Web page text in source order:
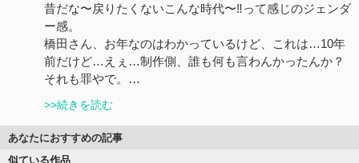
昔だな〜戻りたくないこんな時代〜‼️って感じのジェンダ
ー感。
橋田さん、お年なのはわかっているけど、これは…10年
前だけど…えぇ…制作側、誰も何も言わんかったんか？
それも罪やで。…
>>続きを読む
あなたにおすすめの記事
似ている作品